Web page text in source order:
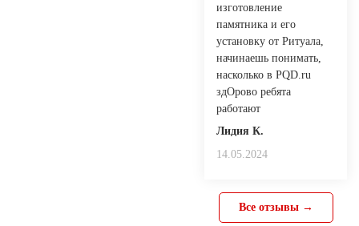
изготовление
памятника и его
установку от Ритуала,
начинаешь понимать,
насколько в PQD.ru
здОрово ребята
работают
Лидия К.
14.05.2024
Все отзывы →